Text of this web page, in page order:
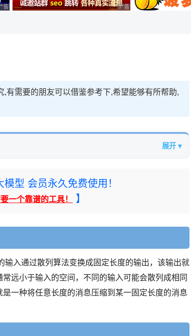
告 商业广告，理性选择 广告 商业广告，理性选择
有需要的朋友可以借鉴参考下,希望能够有所帮助,
展开 ▾
型 会员永久免费使用！
一个靠谱的工具！ 】
输入通过散列算法变换成固定长度的输出，该输出就
远小于输入的空间，不同的输入可能会散列成相同
一种将任意长度的消息压缩到某一固定长度的消息